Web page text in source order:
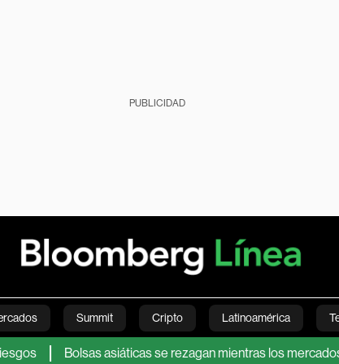
PUBLICIDAD
Summit Cripto Latinoamérica
Economía Estilo de vida Mundo Videos
Bolsas asiáticas se rezagan mientras los mercados